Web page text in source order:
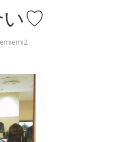
い♡
emiemi2